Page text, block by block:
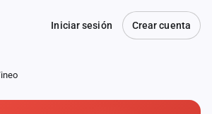
Iniciar sesión Crear cuenta